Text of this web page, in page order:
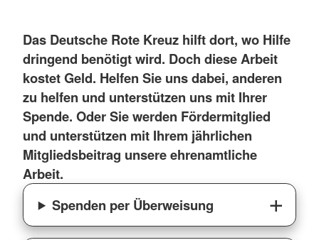
Das Deutsche Rote Kreuz hilft dort, wo Hilfe
dringend benötigt wird. Doch diese Arbeit
kostet Geld. Helfen Sie uns dabei, anderen
zu helfen und unterstützen uns mit Ihrer
Spende. Oder Sie werden Fördermitglied
und unterstützen mit Ihrem jährlichen
Mitgliedsbeitrag unsere ehrenamtliche
Arbeit.
Spenden per Überweisung